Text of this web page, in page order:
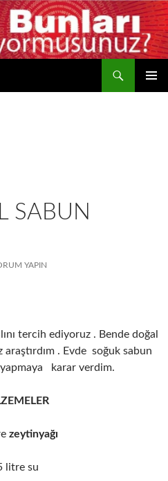
SABUN
YAPIN
tercih ediyoruz . Bende doğal
araştırdım . Evde soğuk sabun
karar verdim.
zeytinyağı
litre su